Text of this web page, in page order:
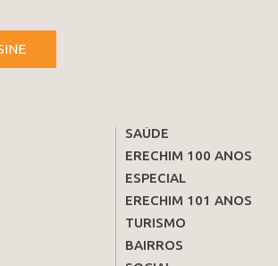
SAÚDE
ERECHIM 100 ANOS
ESPECIAL
ERECHIM 101 ANOS
TURISMO
BAIRROS